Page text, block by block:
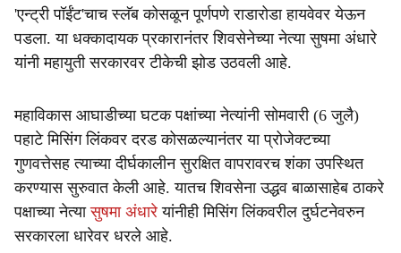
'एन्ट्री पॉईंट'चाच स्लॅब कोसळून पूर्णपणे राडारोडा हायवेवर येऊन
पडला. या धक्कादायक प्रकारानंतर शिवसेनेच्या नेत्या सुषमा अंधारे
यांनी महायुती सरकारवर टीकेची झोड उठवली आहे.
महाविकास आघाडीच्या घटक पक्षांच्या नेत्यांनी सोमवारी (6 जुलै)
पहाटे मिसिंग लिंकवर दरड कोसळल्यानंतर या प्रोजेक्टच्या
गुणवत्तेसह त्याच्या दीर्घकालीन सुरक्षित वापरावरच शंका उपस्थित
करण्यास सुरुवात केली आहे. यातच शिवसेना उद्धव बाळासाहेब ठाकरे
पक्षाच्या नेत्यासुषमा अंधारे यांनीही मिसिंग लिंकवरील दुर्घटनेवरुन
सरकारला धारेवर धरले आहे.